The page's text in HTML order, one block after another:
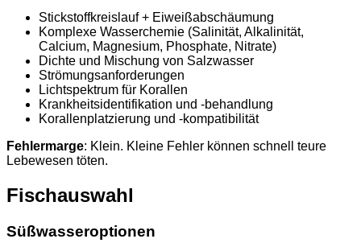
Stickstoffkreislauf + Eiweißabschäumung
Komplexe Wasserchemie (Salinität, Alkalinität,
Calcium, Magnesium, Phosphate, Nitrate)
Dichte und Mischung von Salzwasser
Strömungsanforderungen
Lichtspektrum für Korallen
Krankheitsidentifikation und -behandlung
Korallenplatzierung und -kompatibilität
Fehlermarge: Klein. Kleine Fehler können schnell teure
Lebewesen töten.
Fischauswahl
Süßwasseroptionen